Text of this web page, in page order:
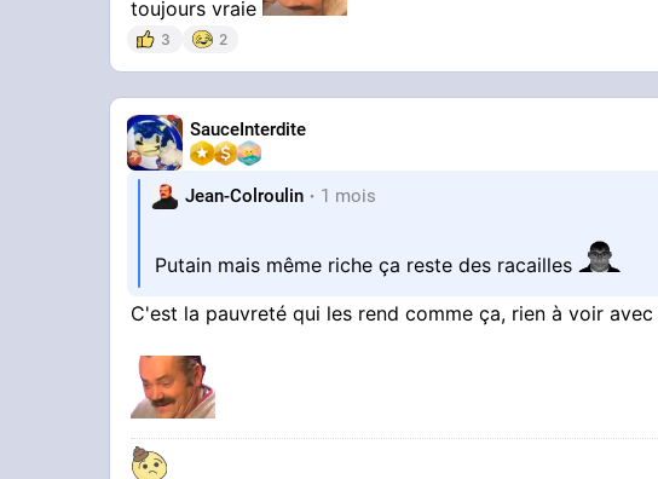
toujours vraie
3 2
SauceInterdite
Jean-Colroulin 1 mois
Putain mais même riche ça reste des racailles
C'est la pauvreté qui les rend comme ça, rien à voir